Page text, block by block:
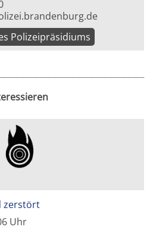
Polizeipräsidiums
zerstört
Uhr